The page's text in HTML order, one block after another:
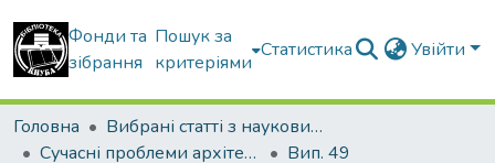
Фонди та
зібрання
Пошук за
критеріями
Статистика Увійти
Головна
Вибрані статті з наукових збірників КНУБА
Сучасні проблеми архітектури та містобудування
Вип. 49